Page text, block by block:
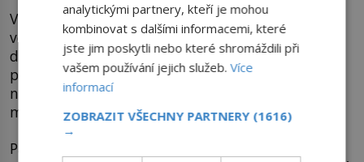
V noci ze 4. na 5. října 1910 vypuká v Lisabonu
vojenský převrat. Odpůrci monarchie sice nejsou v
drtivé většině, ale stačí to. Nechávají ostřelovat
palác, v němž se nachází král Manuel II. Během
následujícího dne je jasné, že s portugalskou
monarchií je amen.
Panovník se naloďuje se svou matkou a babičkou
analytickými partnery, kteří je mohou
kombinovat s dalšími informacemi, které
jste jim poskytli nebo které shromáždili při
vašem používání jejich služeb.Více
informací
ZOBRAZIT VŠECHNY PARTNERY (1616)
→